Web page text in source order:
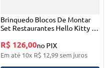
Brinquedo Blocos De Montar
Set Restaurantes Hello Kitty E
Keeppley
R$ 126,00no PIX
Em até 10x R$ 12,99sem juros